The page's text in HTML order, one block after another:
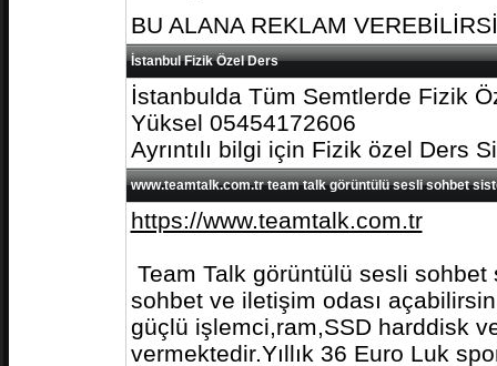
BU ALANA REKLAM
İstanbul Fizik Özel Ders
İstanbulda Tüm Semtlerde Fizik
Yüksel 05454172606
Ayrıntılı bilgi için Fizik özel Ders
www.teamtalk.com.tr team talk görüntülü sesli sohbet
https://www.teamtalk.com.tr
Team Talk görüntülü sesli
sohbet ve iletişim odası
güçlü işlemci,ram,SSD harddisk
vermektedir.Yıllık 36 Euro Luk